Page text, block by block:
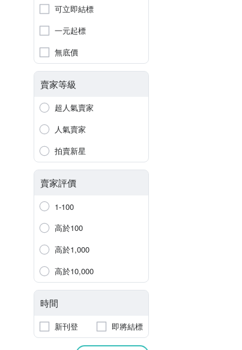
可立即結標
一元起標
無底價
賣家等級
超人氣賣家
人氣賣家
拍賣新星
賣家評價
1-100
高於100
高於1,000
高於10,000
時間
新刊登 即將結標